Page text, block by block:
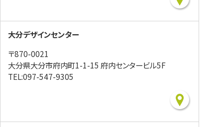
大分デザインセンター
〒870-0021
大分県大分市府内町1-1-15 府内センタービル5F
TEL:097-547-9305